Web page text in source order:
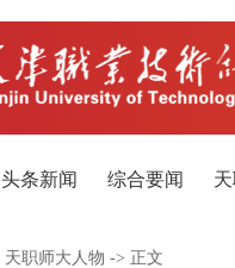
头条新闻 综合要闻
天职师大人物 -> 正文